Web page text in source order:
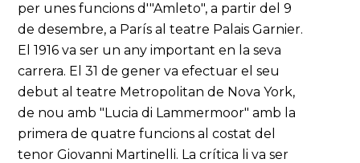
per unes funcions d'"Amleto", a partir del 9
de desembre, a París al teatre Palais Garnier.
El 1916 va ser un any important en la seva
carrera. El 31 de gener va efectuar el seu
debut al teatre Metropolitan de Nova York,
de nou amb "Lucia di Lammermoor" amb la
primera de quatre funcions al costat del
tenor Giovanni Martinelli. La crítica li va ser